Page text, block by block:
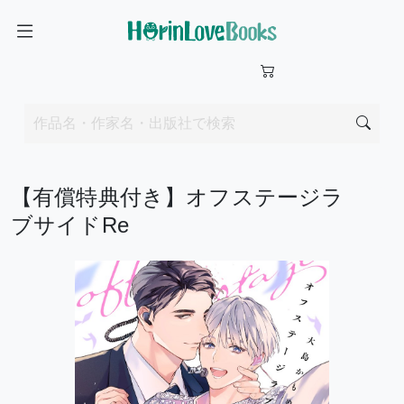
【有償特典付き】オフステージラ
ブサイドRe